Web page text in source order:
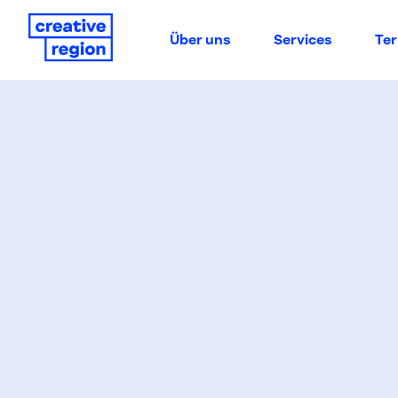
Über uns Services